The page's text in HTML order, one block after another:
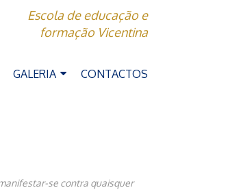
Escola de educação e
formação Vicentina
GALERIA CONTACTOS
se contra quaisquer